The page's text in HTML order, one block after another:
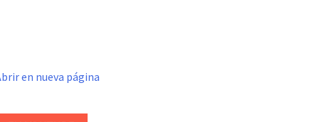
en nueva página